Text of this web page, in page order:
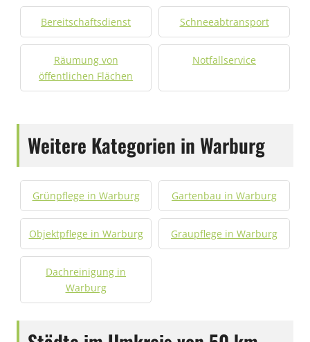
Bereitschaftsdienst Schneeabtransport
Räumung von
öffentlichen Flächen
Notfallservice
Weitere Kategorien in Warburg
Grünpflege in Warburg Gartenbau in Warburg
Objektpflege in Warburg Graupflege in Warburg
Dachreinigung in
Warburg